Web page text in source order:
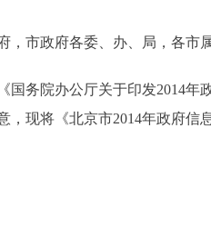
兑现
公开
，市政府各委、办、局，各市
务院办公厅关于印发2014年政
，现将《北京市2014年政府